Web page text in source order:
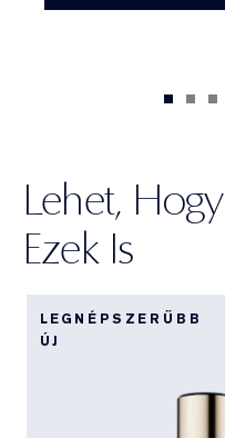
Lehet,
Ezek Is
LEGNÉPSZERŰBB
ÚJ